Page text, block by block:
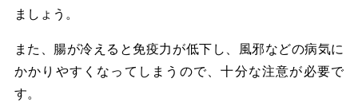
ましょう。
また、腸が冷えると免疫力が低下し、風邪などの病気に
かかりやすくなってしまうので、十分な注意が必要で
す。